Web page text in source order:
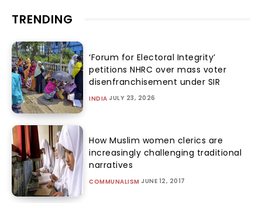
TRENDING
‘Forum for Electoral Integrity’
petitions NHRC over mass voter
disenfranchisement under SIR
INDIA JULY 23, 2026
How Muslim women clerics are
increasingly challenging traditional
narratives
COMMUNALISM JUNE 12, 2017